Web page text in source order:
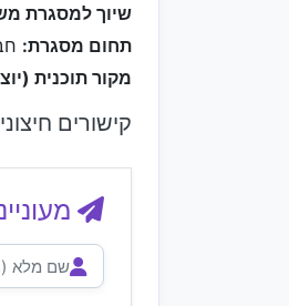
שיוך למסגרת
תחום מסגרת:
מקור תוכנית
קישורים